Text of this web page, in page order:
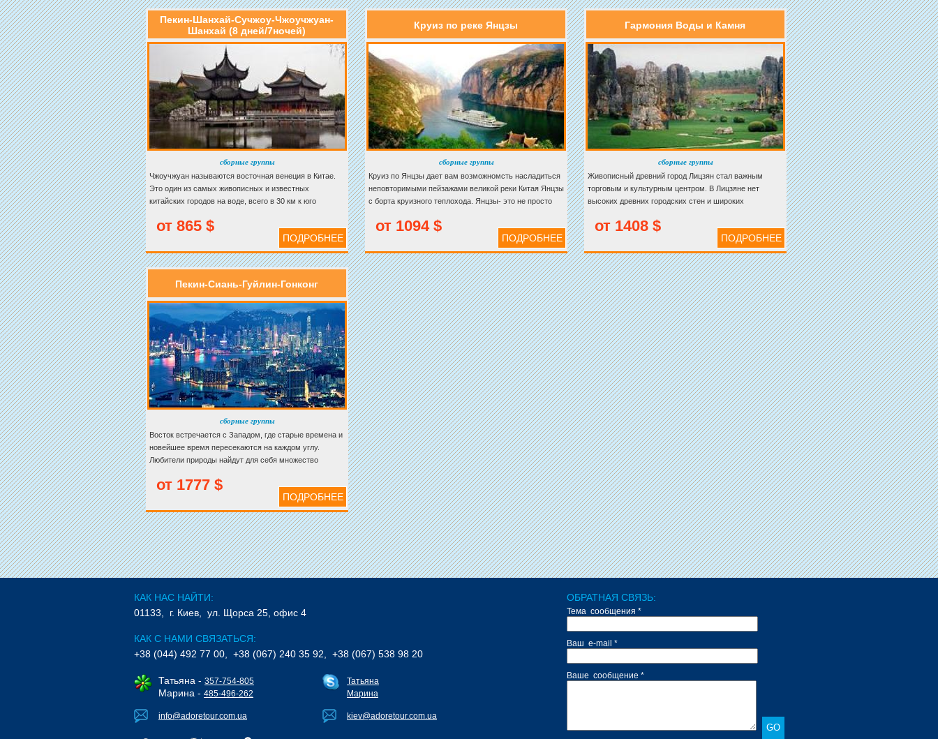
Пекин-Шанхай-Сучжоу-Чжоучжуан-
Шанхай (8 дней/7ночей)
сборные группы
Чжоучжуан называются восточная венеция в Китае.
Это один из самых живописных и известных
китайских городов на воде, всего в 30 км к юго
Сучжоу с Шанхаем. Вы познакомитеть с красивыми
от 865 $
ПОДРОБНЕЕ
Круиз по реке Янцзы
сборные группы
Круиз по Янцзы дает вам возможномсть насладиться
неповторимыми пейзажами великой реки Китая Янцзы
с борта круизного теплохода. Янцзы- это не просто
от 1094 $
ПОДРОБНЕЕ
Гармония Воды и Камня
сборные группы
Живописный древний город Лицзян стал важным
торговым и культурным центром. В Лицзяне нет
высоких древних городских стен и широких
чувствуется естественность бытия и гармония
человека с природой. Кунмин сохранял свою
уникальную древнюю культуру.
от 1408 $
ПОДРОБНЕЕ
Пекин-Сиань-Гуйлин-Гонконг
сборные группы
Восток встречается с Западом, где старые времена и
новейшее время пересекаются на каждом углу.
Любители природы найдут для себя множество
которых располагаются не более, чем в часе езды от
от 1777 $
ПОДРОБНЕЕ
КАК НАС НАЙТИ:
01133, г. Киев, ул. Щорса 25, офис 4
КАК С НАМИ СВЯЗАТЬСЯ:
+38 (044) 492 77 00, +38 (067) 240 35 92, +38 (067) 538 98 20
Татьяна - 357-754-805
Марина - 485-496-262
Татьяна
Марина
info@adoretour.com.ua kiev@adoretour.com.ua
ОБРАТНАЯ СВЯЗЬ:
Тема сообщения *
Ваш e-mail *
Ваше сообщение *